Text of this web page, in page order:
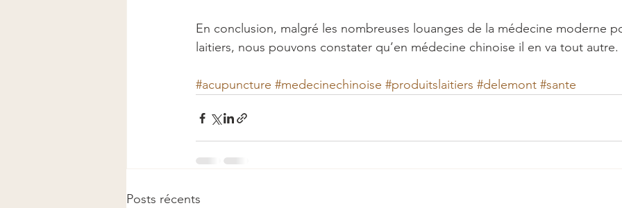
En conclusion, malgré les nombreuses louanges de la médecine moderne
laitiers, nous pouvons constater qu’en médecine chinoise il en va tout autre.
#acupuncture #medecinechinoise #produitslaitiers #delemont #sante
Posts récents